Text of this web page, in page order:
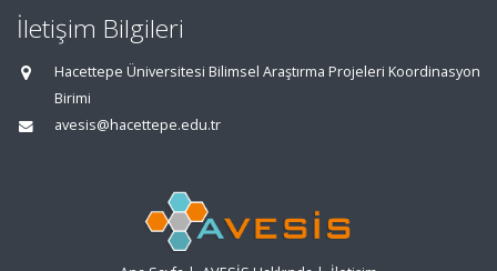
İletişim Bilgileri
Hacettepe Üniversitesi Bilimsel Araştırma Projeleri Koordinasyon
Birimi
avesis@hacettepe.edu.tr